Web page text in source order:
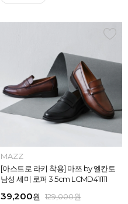
INTENSE
[아스트로 엠제이 착용] 인텐스 by 엘
칸토 남성 클래식 스니커즈 3cm LC
45,900원 129,000원
MAZZ
[아스트로 라키 착용] 마쯔 by 엘칸토
남성 세미 로퍼 3.5cm LCMD41I111
39,200원 129,000원
MAZZ
[안보현 착용] 마쯔 by 엘칸토 남성 캐
쥬얼 플렉시블 로퍼 2cm LCMC93M
38,250원 159,000원
MAZZ
마쯔 by 엘칸토 남성 캐주얼 더비 슈
즈 2.4cm LCMC21M326
38,250원 129,000원
INTENSE
[아스트로 엠제이 착용] 인텐스 by 엘
칸토 남성 클래식 스니커즈 3cm LC
45,900원 129,000원
MAZZ
[아스트로 라키 착용] 마쯔 by 엘칸토
남성 세미 로퍼 3.5cm LCMD41I111
39,200원 129,000원